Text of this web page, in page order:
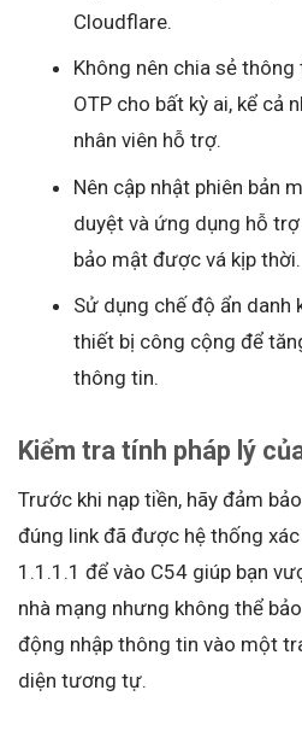
Cloudflare.
Không nên chia sẻ
OTP cho bất kỳ ai, kể cả
nhân viên hỗ trợ.
Nên cập nhật phiên bản
duyệt và ứng dụng hỗ
bảo mật được vá kịp thời.
Sử dụng chế độ ẩn danh
thiết bị công cộng để
thông tin.
Kiểm tra tính pháp lý
Trước khi nạp tiền, hãy đảm
đúng link đã được hệ thống
1.1.1.1 để vào C54 giúp bạn
nhà mạng nhưng không thể
động nhập thông tin vào một
diện tương tự.